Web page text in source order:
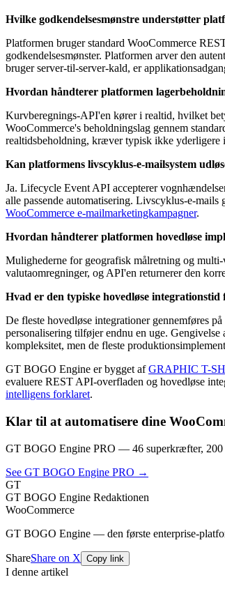
Hvilke godkendelsesmønstre understøtter
Platformen bruger standard WooCommerce
godkendelsesmønster. Platformen arver den
bruger server-til-server-kald, er
Hvordan håndterer platformen
Kurvberegnings-API'en kører i realtid, hvilket
WooCommerce's beholdningslag gennem
realtidsbeholdning, kræver typisk ikke yderligere
Kan platformens livscyklus-e-mailsystem
Ja. Lifecycle Event API accepterer
alle passende automatisering. Livscyklus-e-
WooCommerce e-mailmarketingkampagner.
Hvordan håndterer platformen hovedløse
Mulighederne for geografisk målretning og
valutaomregninger, og API'en returnerer den
Hvad er den typiske hovedløse
De fleste hovedløse integrationer gennemføres
personalisering tilføjer endnu en uge.
kompleksitet, men de fleste
GT BOGO Engine er bygget afGRAPHIC T-
evaluere REST API-overfladen og hovedløse
intelligens forklaret.
Klar til at automatisere dine
GT BOGO Engine PRO — 46 superkræfter, 200
See GT BOGO Engine PRO →
GT
GT BOGO Engine Redaktionen
WooCommerce
GT BOGO Engine — den første enterprise-
ShareShare on X Copy link
I denne artikel